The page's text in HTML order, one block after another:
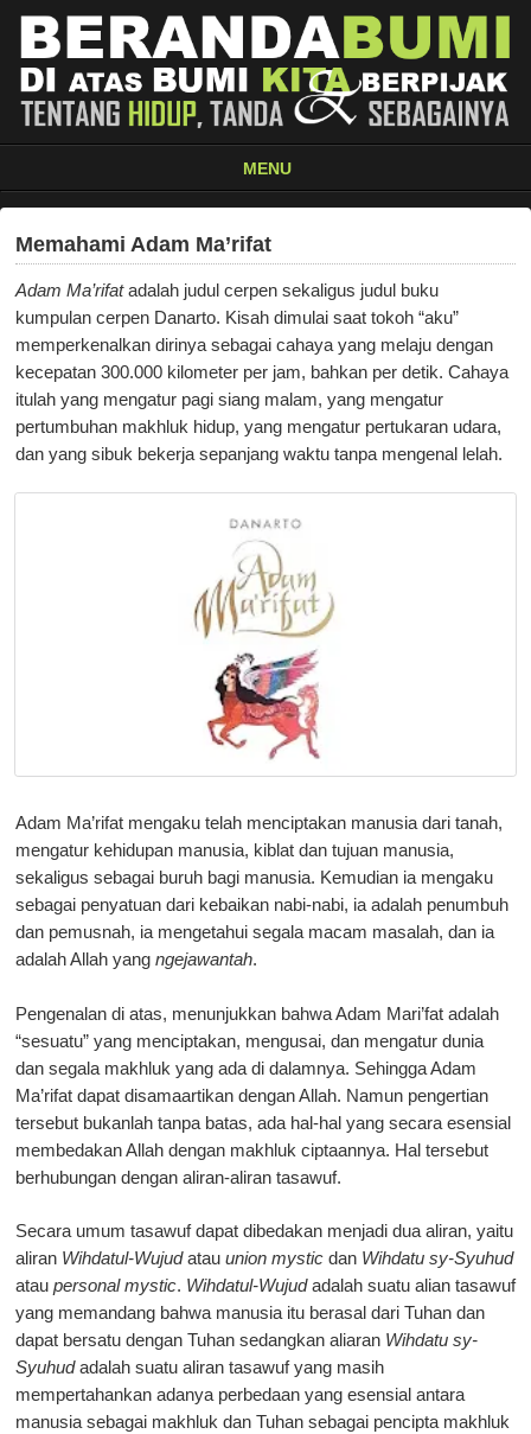
MENU
Memahami Adam Ma’rifat
Adam Ma’rifatadalah judul cerpen sekaligus judul buku
kumpulan cerpen Danarto. Kisah dimulai saat tokoh “aku”
memperkenalkan dirinya sebagai cahaya yang melaju dengan
kecepatan 300.000 kilometer per jam, bahkan per detik. Cahaya
itulah yang mengatur pagi siang malam, yang mengatur
pertumbuhan makhluk hidup, yang mengatur pertukaran udara,
dan yang sibuk bekerja sepanjang waktu tanpa mengenal lelah.
Adam Ma’rifat mengaku telah menciptakan manusia dari tanah,
mengatur kehidupan manusia, kiblat dan tujuan manusia,
sekaligus sebagai buruh bagi manusia. Kemudian ia mengaku
sebagai penyatuan dari kebaikan nabi-nabi, ia adalah penumbuh
dan pemusnah, ia mengetahui segala macam masalah, dan ia
adalah Allah yang ngejawantah.
Pengenalan di atas, menunjukkan bahwa Adam Mari’fat adalah
“sesuatu” yang menciptakan, mengusai, dan mengatur dunia
dan segala makhluk yang ada di dalamnya. Sehingga Adam
Ma’rifat dapat disamaartikan dengan Allah. Namun pengertian
tersebut bukanlah tanpa batas, ada hal-hal yang secara esensial
membedakan Allah dengan makhluk ciptaannya. Hal tersebut
berhubungan dengan aliran-aliran tasawuf.
Secara umum tasawuf dapat dibedakan menjadi dua aliran, yaitu
aliran Wihdatul-Wujudatau union mystic dan Wihdatu sy-Syuhud
atau personal mystic. Wihdatul-Wujudadalah suatu alian tasawuf
yang memandang bahwa manusia itu berasal dari Tuhan dan
dapat bersatu dengan Tuhan sedangkan aliaran Wihdatu sy-
Syuhudadalah suatu aliran tasawuf yang masih
mempertahankan adanya perbedaan yang esensial antara
manusia sebagai makhluk dan Tuhan sebagai pencipta makhluk